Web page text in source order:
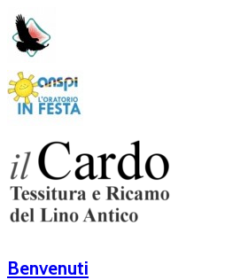
Benvenuti